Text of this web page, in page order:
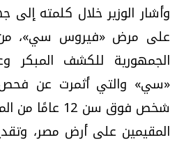
وأشار الوزير خلال كلمته
على مرض «فيروس سي»، من
الجمهورية للكشف
شخص فوق سن 12